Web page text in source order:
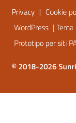
Sezione
Privacy | Cookie
WordPress |
Prototipo per siti
© 2018-2026